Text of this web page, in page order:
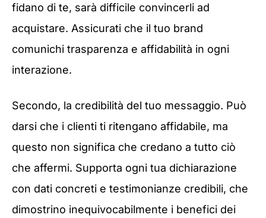
fidano di te, sarà difficile convincerli ad
acquistare. Assicurati che il tuo brand
comunichi trasparenza e affidabilità in ogni
interazione.
Secondo, la credibilità del tuo messaggio. Può
darsi che i clienti ti ritengano affidabile, ma
questo non significa che credano a tutto ciò
che affermi. Supporta ogni tua dichiarazione
con dati concreti e testimonianze credibili, che
dimostrino inequivocabilmente i benefici dei